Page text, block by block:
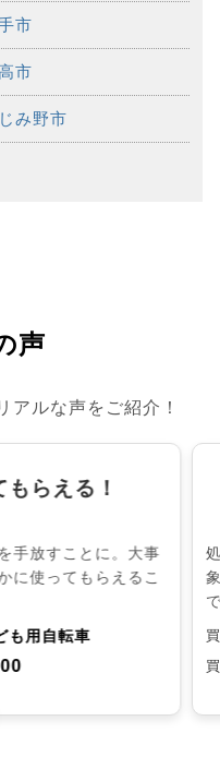
市
市
み野市
声
アルな声をご紹介！
らえる！
手放すことに。大事
に使ってもらえるこ
も用自転車